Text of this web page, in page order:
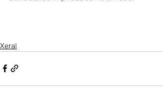
Xeral